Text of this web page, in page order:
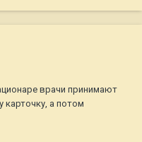
врачи принимают
карточку, а потом